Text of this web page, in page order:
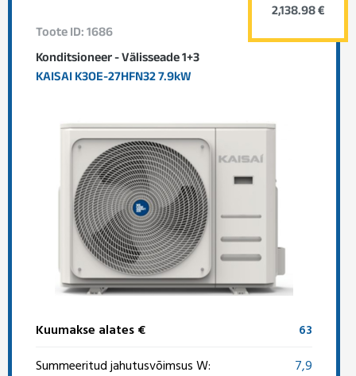
Toote ID: 1686
Konditsioneer - Välisseade 1+3
KAISAI K3OE-27HFN32 7.9kW
Kuumakse alates €
63
Summeeritud jahutusvõimsus W:
7,9
2,138.98 €